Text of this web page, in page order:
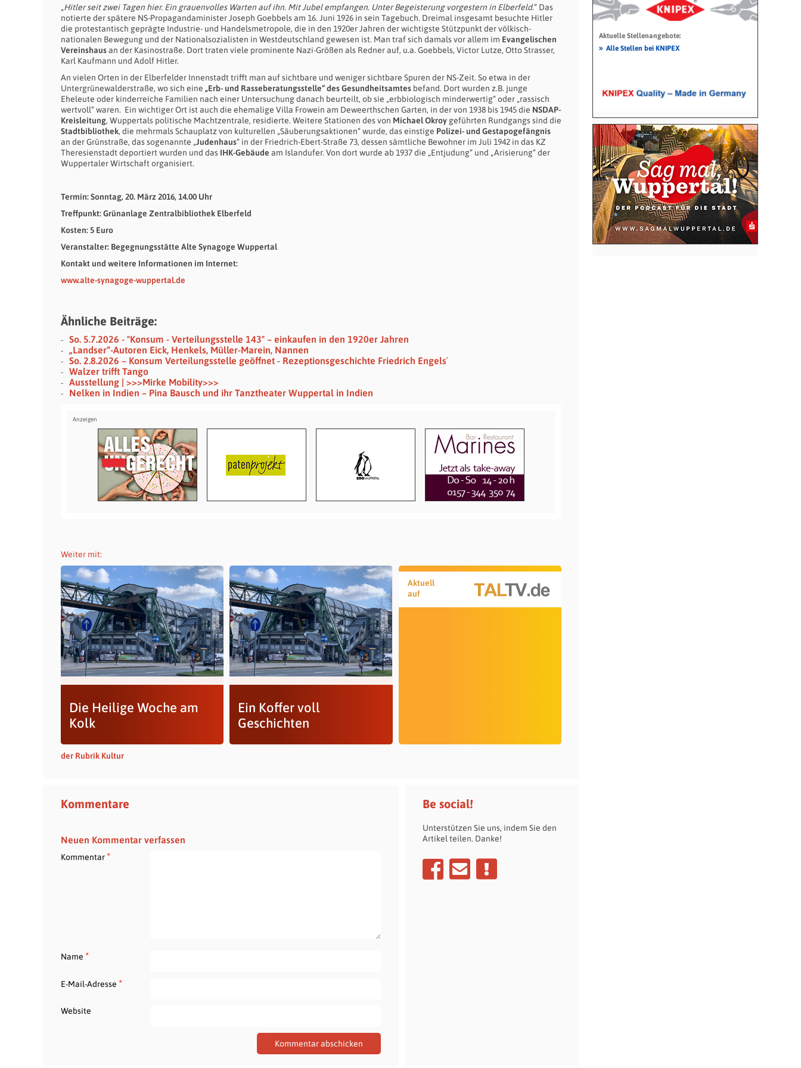
„Hitler seit zwei Tagen hier. Ein grauenvolles Warten auf ihn. Mit Jubel empfangen. Unter Begeisterung vorgestern in Elberfeld.“ Das
notierte der spätere NS-Propagandaminister Joseph Goebbels am 16. Juni 1926 in sein Tagebuch. Dreimal insgesamt besuchte Hitler
die protestantisch geprägte Industrie- und Handelsmetropole, die in den 1920er Jahren der wichtigste Stützpunkt der völkisch-
nationalen Bewegung und der Nationalsozialisten in Westdeutschland gewesen ist. Man traf sich damals vor allem im Evangelischen
Vereinshausan der Kasinostraße. Dort traten viele prominente Nazi-Größen als Redner auf, u.a. Goebbels, Victor Lutze, Otto Strasser,
Karl Kaufmann und Adolf Hitler.
An vielen Orten in der Elberfelder Innenstadt trifft man auf sichtbare und weniger sichtbare Spuren der NS-Zeit. So etwa in der
Untergrünewalderstraße, wo sich eine „Erb- und Rasseberatungsstelle“ des Gesundheitsamtes befand. Dort wurden z.B. junge
Eheleute oder kinderreiche Familien nach einer Untersuchung danach beurteilt, ob sie „erbbiologisch minderwertig“ oder „rassisch
wertvoll“ waren. Ein wichtiger Ort ist auch die ehemalige Villa Frowein am Deweerthschen Garten, in der von 1938 bis 1945 die NSDAP-
Kreisleitung, Wuppertals politische Machtzentrale, residierte. Weitere Stationen des von Michael Okroy geführten Rundgangs sind die
Stadtbibliothek, die mehrmals Schauplatz von kulturellen „Säuberungsaktionen“ wurde, das einstige Polizei- und Gestapogefängnis
an der Grünstraße, das sogenannte „Judenhaus“ in der Friedrich-Ebert-Straße 73, dessen sämtliche Bewohner im Juli 1942 in das KZ
Theresienstadt deportiert wurden und das IHK-Gebäude am Islandufer. Von dort wurde ab 1937 die „Entjudung“ und „Arisierung“ der
Wuppertaler Wirtschaft organisiert.
Termin: Sonntag, 20. März 2016, 14.00 Uhr
Treffpunkt: Grünanlage Zentralbibliothek Elberfeld
Kosten: 5 Euro
Veranstalter: Begegnungsstätte Alte Synagoge Wuppertal
Kontakt und weitere Informationen im Internet:
www.alte-synagoge-wuppertal.de
Ähnliche Beiträge:
So. 5.7.2026 - "Konsum - Verteilungsstelle 143" – einkaufen in den 1920er Jahren
„Landser“-Autoren Eick, Henkels, Müller-Marein, Nannen
So. 2.8.2026 – Konsum Verteilungsstelle geöffnet - Rezeptionsgeschichte Friedrich Engels´
Walzer trifft Tango
Ausstellung | >>>Mirke Mobility>>>
Nelken in Indien – Pina Bausch und ihr Tanztheater Wuppertal in Indien
Weiter mit:
Die Heilige Woche am
Kolk
Ein Koffer voll
Geschichten
Aktuell
auf
der Rubrik Kultur
Aktuelle Stellenangebote:
» Alle Stellen bei KNIPEX
Kommentare
Neuen Kommentar verfassen
Kommentar*
Name *
E-Mail-Adresse *
Website
Be social!
Unterstützen Sie uns, indem Sie den
Artikel teilen. Danke!